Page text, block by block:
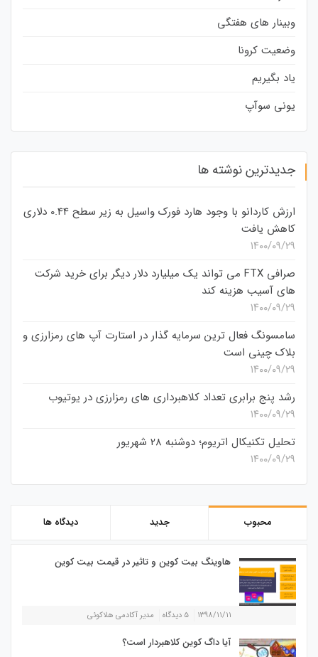
وبینار های هفتگی
وضعیت کرونا
یاد بگیریم
یونی سوآپ
جدیدترین نوشته ها
ارزش کاردانو با وجود هارد فورک واسیل به زیر سطح 0.44 دلاری
کاهش یافت
۱۴۰۰/۰۹/۲۹
صرافی FTX می تواند یک میلیارد دلار دیگر برای خرید شرکت
های آسیب هزینه کند
۱۴۰۰/۰۹/۲۹
سامسونگ فعال‌ ترین سرمایه‌ گذار در استارت‌ آپ‌ های رمزارزی و
بلاک چینی است
۱۴۰۰/۰۹/۲۹
رشد پنج برابری تعداد کلاهبرداری های رمزارزی در یوتیوب
۱۴۰۰/۰۹/۲۹
تحلیل تکنیکال اتریوم؛ دوشنبه 28 شهریور
۱۴۰۰/۰۹/۲۹
محبوب جدید دیدگاه ها
هاوینگ بیت کوین و تاثیر در قیمت بیت کوین
۱۳۹۸/۱۱/۱۱ ۵ دیدگاه مدیر آکادمی هلاکوئی
آیا داگ کوین کلاهبردار است؟